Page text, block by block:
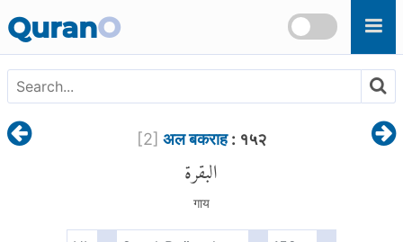
QuranO
[2] अल बकराह: १५२
البقرة
गाय